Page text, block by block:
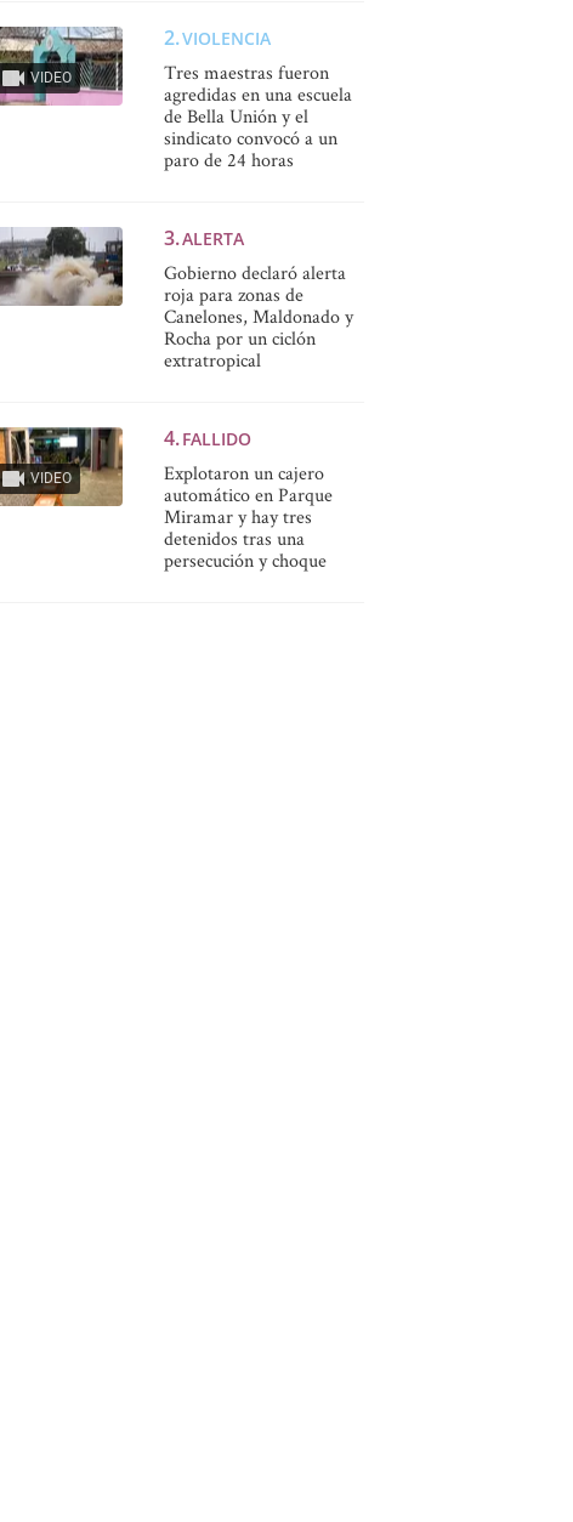
VIDEO
VIOLENCIA
Tres maestras fueron
agredidas en una escuela
de Bella Unión y el
sindicato convocó a un
paro de 24 horas
ALERTA
Gobierno declaró alerta
roja para zonas de
Canelones, Maldonado y
Rocha por un ciclón
extratropical
VIDEO
FALLIDO
Explotaron un cajero
automático en Parque
Miramar y hay tres
detenidos tras una
persecución y choque